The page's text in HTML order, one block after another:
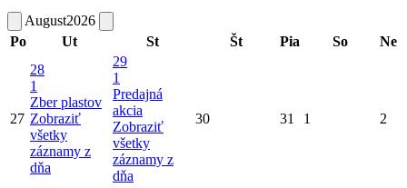
August2026
Po
Ut St Št Pia So Ne
27
28
1
Zber plastov
Zobraziť
všetky
záznamy z
dňa
29
1
Predajná
akcia
Zobraziť
všetky
záznamy z
dňa
30 31 1 2